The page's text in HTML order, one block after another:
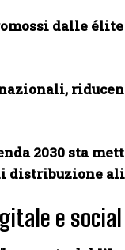
dalle
2030 sta
distribuzione
e